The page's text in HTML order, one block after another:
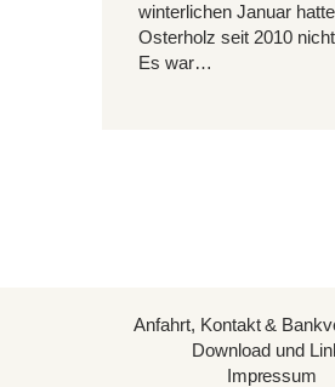
winterlichen Januar
Osterholz seit 2010
Es war…
Anfahrt, Kontakt &
Download und
Impressum